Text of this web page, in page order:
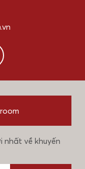
về khuyến